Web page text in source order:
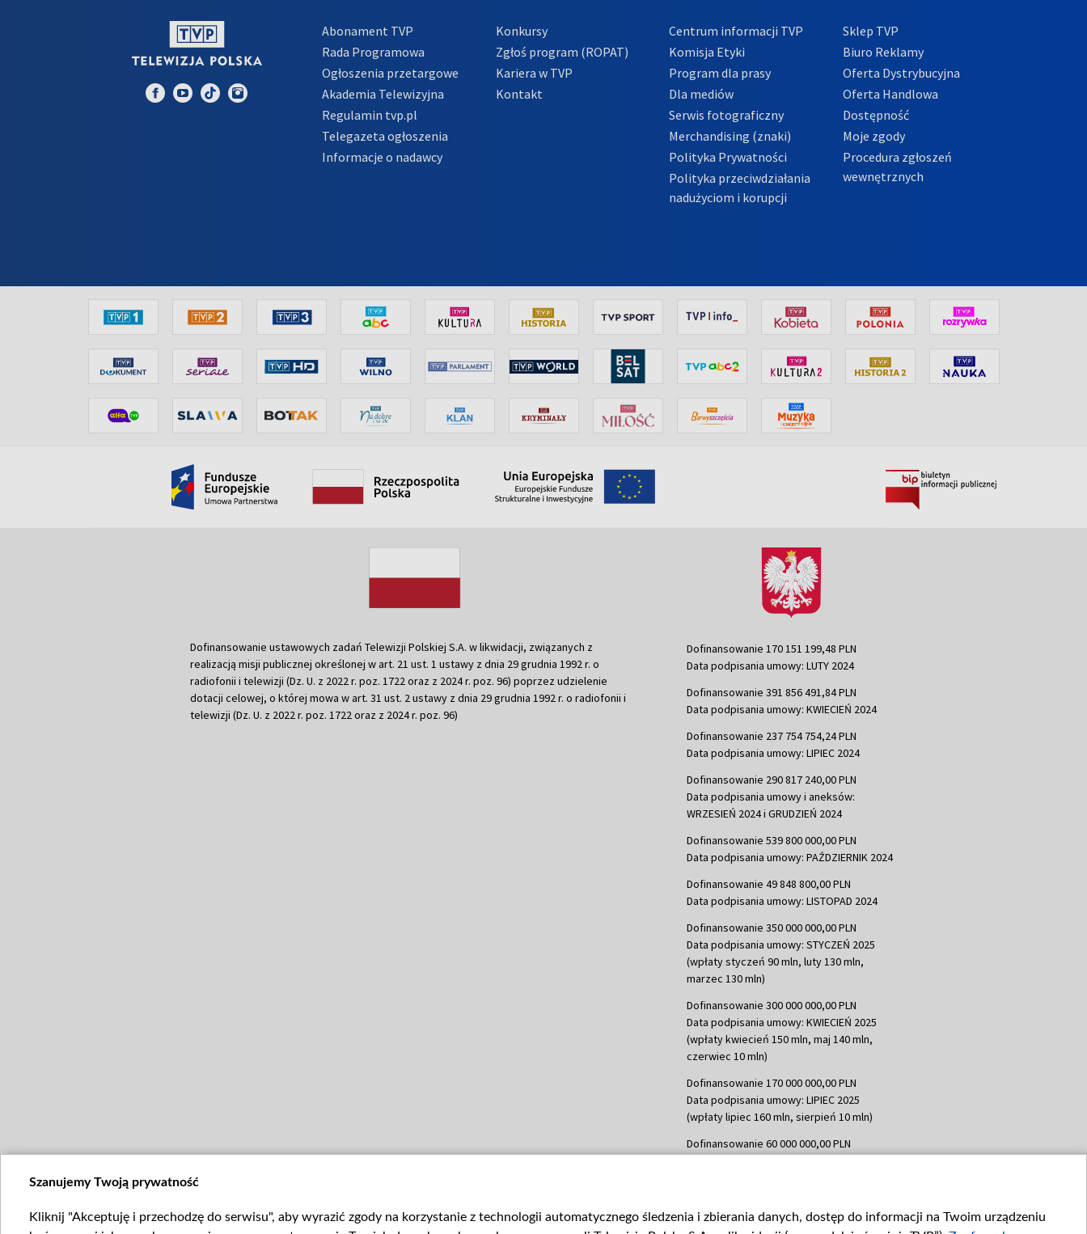
Abonament TVP
Rada Programowa
Ogłoszenia przetargowe
Akademia Telewizyjna
Regulamin tvp.pl
Telegazeta ogłoszenia
Informacje o nadawcy
Konkursy
Zgłoś program (ROPAT)
Kariera w TVP
Kontakt
Centrum informacji TVP
Komisja Etyki
Program dla prasy
Dla mediów
Serwis fotograficzny
Merchandising (znaki)
Polityka Prywatności
Polityka przeciwdziałania
nadużyciom i korupcji
Sklep TVP
Biuro Reklamy
Oferta Dystrybucyjna
Oferta Handlowa
Dostępność
Moje zgody
Procedura zgłoszeń
wewnętrznych
Dofinansowanie ustawowych zadań Telewizji Polskiej S.A. w likwidacji, związanych z
realizacją misji publicznej określonej w art. 21 ust. 1 ustawy z dnia 29 grudnia 1992 r. o
radiofonii i telewizji (Dz. U. z 2022 r. poz. 1722 oraz z 2024 r. poz. 96) poprzez udzielenie
dotacji celowej, o której mowa w art. 31 ust. 2 ustawy z dnia 29 grudnia 1992 r. o radiofonii i
telewizji (Dz. U. z 2022 r. poz. 1722 oraz z 2024 r. poz. 96)
Dofinansowanie 170 151 199,48 PLN
Data podpisania umowy: LUTY 2024
Dofinansowanie 391 856 491,84 PLN
Data podpisania umowy: KWIECIEŃ 2024
Dofinansowanie 237 754 754,24 PLN
Data podpisania umowy: LIPIEC 2024
Dofinansowanie 290 817 240,00 PLN
Data podpisania umowy i aneksów:
WRZESIEŃ 2024 i GRUDZIEŃ 2024
Dofinansowanie 539 800 000,00 PLN
Data podpisania umowy: PAŹDZIERNIK 2024
Dofinansowanie 49 848 800,00 PLN
Data podpisania umowy: LISTOPAD 2024
Dofinansowanie 350 000 000,00 PLN
Data podpisania umowy: STYCZEŃ 2025
(wpłaty styczeń 90 mln, luty 130 mln,
marzec 130 mln)
Dofinansowanie 300 000 000,00 PLN
Data podpisania umowy: KWIECIEŃ 2025
(wpłaty kwiecień 150 mln, maj 140 mln,
czerwiec 10 mln)
Dofinansowanie 170 000 000,00 PLN
Data podpisania umowy: LIPIEC 2025
(wpłaty lipiec 160 mln, sierpień 10 mln)
Dofinansowanie 60 000 000,00 PLN
Data podpisania umowy: WRZESIEŃ 2025
Szanujemy Twoją prywatność
Kliknij "Akceptuję i przechodzę do serwisu", aby wyrazić zgody na korzystanie z technologii automatycznego śledzenia i zbierania danych, dostęp do informacji na Twoim urządzeniu